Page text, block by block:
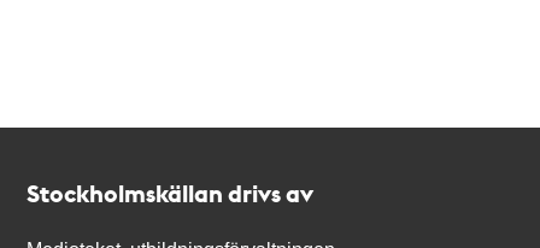
Stockholmskällan drivs av